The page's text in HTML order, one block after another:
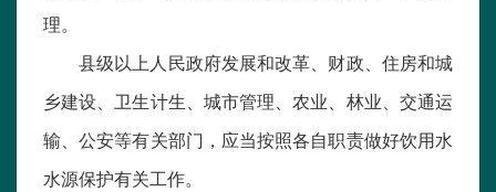
理。
县级以上人民政府发展和改革、财政、住房和城
乡建设、卫生计生、城市管理、农业、林业、交通运
输、公安等有关部门，应当按照各自职责做好饮用水
水源保护有关工作。